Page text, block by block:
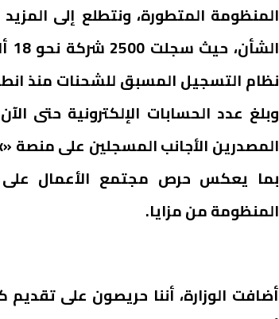
المنظومة المتطورة، ونتطلع إلى
نظام التسجيل المسبق للشحنات منذ
بما يعكس حرص مجتمع الأعمال على
المنظومة من مزايا.
أضافت الوزارة، أننا حريصون على